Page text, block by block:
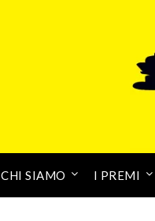
CHI SIAMO I PREMI